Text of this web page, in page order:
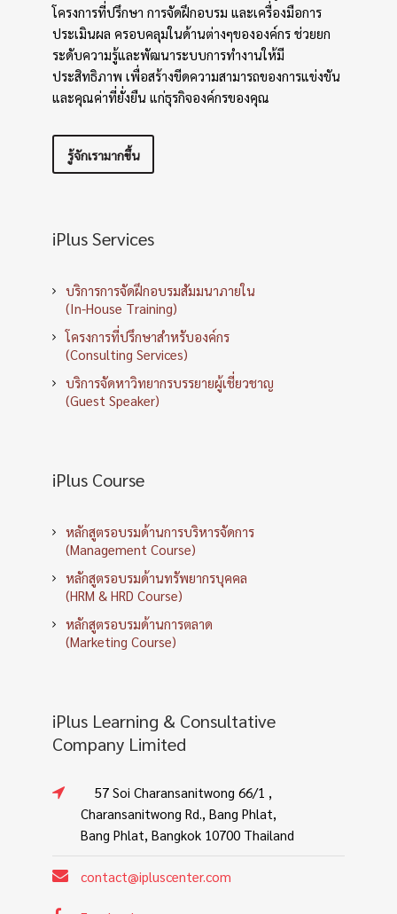
โครงการที่ปรึกษา การจัดฝึกอบรม และเครื่องมือการ
ประเมินผล ครอบคลุมในด้านต่างๆขององค์กร ช่วยยก
ระดับความรู้และพัฒนาระบบการทำงานให้มี
ประสิทธิภาพ เพื่อสร้างขีดความสามารถของการแข่งขัน
และคุณค่าที่ยั่งยืน แก่ธุรกิจองค์กรของคุณ
รู้จักเรามากขึ้น
iPlus Services
บริการการจัดฝึกอบรมสัมมนาภายใน
(In-House Training)
โครงการที่ปรึกษาสำหรับองค์กร
(Consulting Services)
บริการจัดหาวิทยากรบรรยายผู้เชี่ยวชาญ
(Guest Speaker)
iPlus Course
หลักสูตรอบรมด้านการบริหารจัดการ
(Management Course)
หลักสูตรอบรมด้านทรัพยากรบุคคล
(HRM & HRD Course)
หลักสูตรอบรมด้านการตลาด
(Marketing Course)
iPlus Learning & Consultative
Company Limited
57 Soi Charansanitwong 66/1 ,
Charansanitwong Rd., Bang Phlat,
Bang Phlat, Bangkok 10700 Thailand
contact@ipluscenter.com